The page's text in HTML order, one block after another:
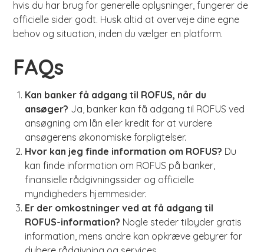
hvis du har brug for generelle oplysninger, fungerer de
officielle sider godt. Husk altid at overveje dine egne
behov og situation, inden du vælger en platform.
FAQs
Kan banker få adgang til ROFUS, når du
ansøger? Ja, banker kan få adgang til ROFUS ved
ansøgning om lån eller kredit for at vurdere
ansøgerens økonomiske forpligtelser.
Hvor kan jeg finde information om ROFUS? Du
kan finde information om ROFUS på banker,
finansielle rådgivningssider og officielle
myndigheders hjemmesider.
Er der omkostninger ved at få adgang til
ROFUS-information? Nogle steder tilbyder gratis
information, mens andre kan opkræve gebyrer for